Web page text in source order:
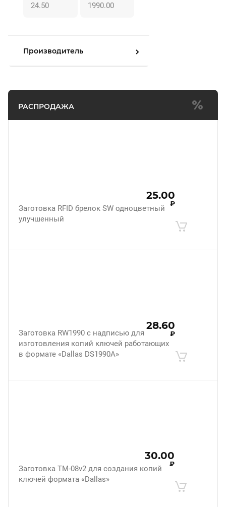
Производитель
РАСПРОДАЖА
Заготовка RFID брелок SW одноцветный
улучшенный
25.00
₽
Заготовка RW1990 с надписью для
изготовления копий ключей работающих
в формате «Dallas DS1990A»
28.60
₽
Заготовка ТМ-08v2 для создания копий
ключей формата «Dallas»
30.00
₽